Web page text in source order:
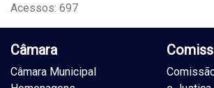
Acessos: 697
Câmara
Câmara Municipal